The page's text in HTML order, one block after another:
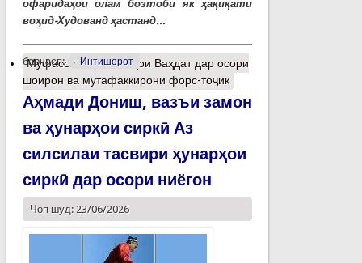
офаридаҳои олам бозтоби як ҳақиқати
воҳид-Худованд ҳастанд...
барчасп: Интишорот
Муфассалтаро Ғояҳои Ваҳдат дар осори
шоирон ва мутафаккирони форс-тоҷик
Аҳмади Дониш, вазъи замон
ва ҳунарҳои сиркӣ Аз
силсилаи тасвири ҳунарҳои
сиркӣ дар осори ниёгон
Чоп шуд: 23/06/2026